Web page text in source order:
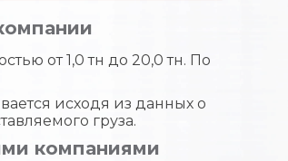
от 1,0 тн до 20,0 тн. По
исходя из данных о
груза.
компаниями